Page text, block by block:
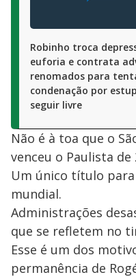
Robinho troca
euforia e contrata
renomados para
condenação por
seguir livre
Não é à toa que o
venceu o Paulista de
Um único título
mundial.
Administrações
que se refletem no
Esse é um dos
permanência de